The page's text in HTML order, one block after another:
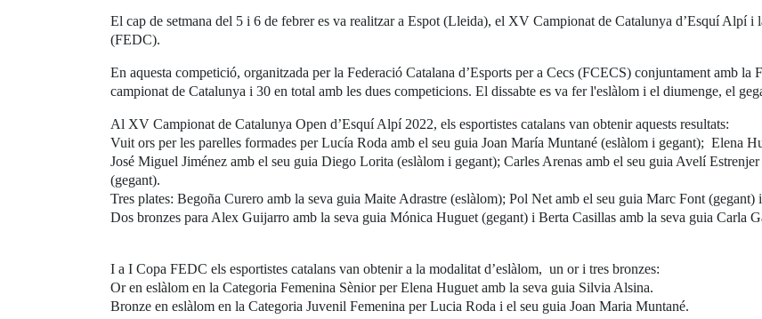
El cap de setmana del 5 i 6 de febrer es va realitzar a Espot (Lleida), el XV Campionat de Catalunya d’Esquí Alpí i
(FEDC).
En aquesta competició, organitzada per la Federació Catalana d’Esports per a Cecs (FCECS) conjuntament amb
campionat de Catalunya i 30 en total amb les dues competicions. El dissabte es va fer l'eslàlom i el diumenge, el
Al XV Campionat de Catalunya Open d’Esquí Alpí 2022, els esportistes catalans van obtenir aquests resultats:
Vuit ors per les parelles formades per Lucía Roda amb el seu guia Joan María Muntané (eslàlom i gegant); Elena
José Miguel Jiménez amb el seu guia Diego Lorita (eslàlom i gegant); Carles Arenas amb el seu guia Avelí
(gegant).
Tres plates: Begoña Curero amb la seva guia Maite Adrastre (eslàlom); Pol Net amb el seu guia Marc Font
Dos bronzes para Alex Guijarro amb la seva guia Mónica Huguet (gegant) i Berta Casillas amb la seva guia Carla
I a I Copa FEDC els esportistes catalans van obtenir a la modalitat d’eslàlom, un or i tres bronzes:
Or en eslàlom en la Categoria Femenina Sènior per Elena Huguet amb la seva guia Silvia Alsina.
Bronze en eslàlom en la Categoria Juvenil Femenina per Lucia Roda i el seu guia Joan Maria Muntané.